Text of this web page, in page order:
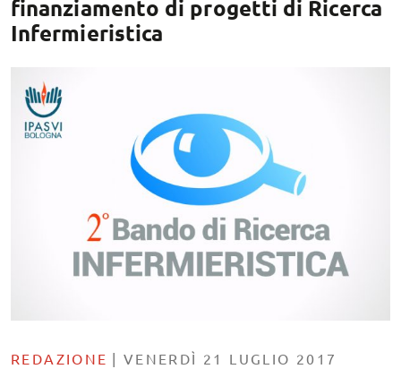
finanziamento di progetti di Ricerca
Infermieristica
REDAZIONE | VENERDÌ 21 LUGLIO 2017